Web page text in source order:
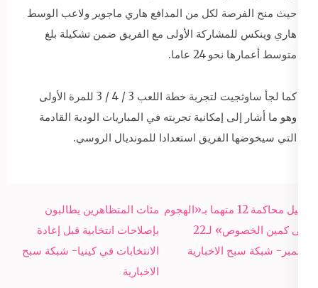
حيث منح الفرصة لكل من المدافع هاري ماجوير ولاعب الوسط
هاري وينكس للمشاركة الأولى مع الفريق ضمن تشكيلة بلغ
متوسط أعمارها نحو 24 عاما.
كما لجأ ساوثجيت لتجربة خطة اللعب 3 / 4 / 3 للمرة الأولى
وهو ما أشار إلى إمكانية تجربته في المباريات الودية القادمة
التي سيخوضها الفريق استعدادا للمونديال الروسي.
Post
navigation
مئات المتظاهرين يطالبون
بإصلاحات انتخابية قبل إعادة
الانتخابات في كينيا- شبكة سبح
الاخبارية
تأجيل محاكمة 12 متهما بـ«الهجوم
على كمين الخصوص» لـ22
نوفمبر- شبكة سبح الاخبارية